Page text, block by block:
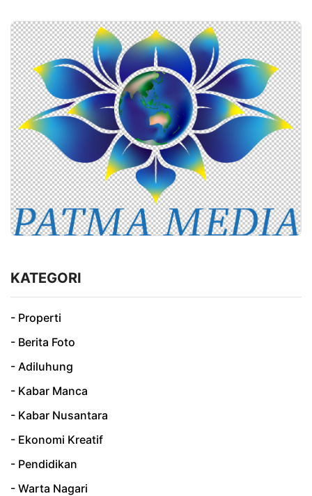
KATEGORI
- Properti
- Berita Foto
- Adiluhung
- Kabar Manca
- Kabar Nusantara
- Ekonomi Kreatif
- Pendidikan
- Warta Nagari